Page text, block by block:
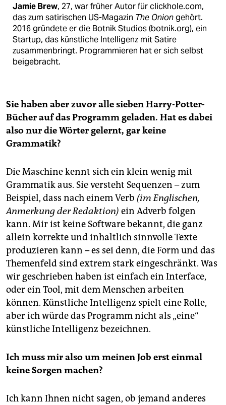
Jamie Brew, 27, war früher Autor für clickhole.com,
das zum satirischen US-Magazin The Oniongehört.
2016 gründete er die Botnik Studios (botnik.org), ein
Startup, das künstliche Intelligenz mit Satire
zusammenbringt. Programmieren hat er sich selbst
beigebracht.
Sie haben aber zuvor alle sieben Harry-Potter-
Bücher auf das Programm geladen. Hat es dabei
also nur die Wörter gelernt, gar keine
Grammatik?
Die Maschine kennt sich ein klein wenig mit
Grammatik aus. Sie versteht Sequenzen – zum
Beispiel, dass nach einem Verb (im Englischen,
Anmerkung der Redaktion) ein Adverb folgen
kann. Mir ist keine Software bekannt, die ganz
allein korrekte und inhaltlich sinnvolle Texte
produzieren kann – es sei denn, die Form und das
Themenfeld sind extrem stark eingeschränkt. Was
wir geschrieben haben ist einfach ein Interface,
oder ein Tool, mit dem Menschen arbeiten
können. Künstliche Intelligenz spielt eine Rolle,
aber ich würde das Programm nicht als „eine“
künstliche Intelligenz bezeichnen.
Ich muss mir also um meinen Job erst einmal
keine Sorgen machen?
Ich kann Ihnen nicht sagen, ob jemand anderes